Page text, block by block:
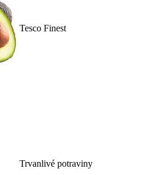
Tesco Finest
Trvanlivé potraviny